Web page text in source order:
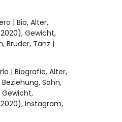
| Bio, Alter,
Gewicht,
Bruder, Tanz |
| Biografie, Alter,
Sohn,
Gewicht,
Instagram,